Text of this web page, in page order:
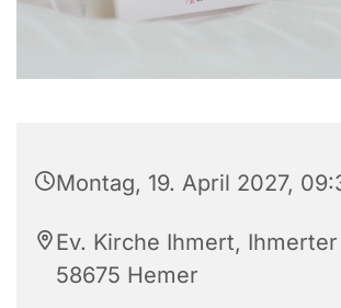
Montag, 19. April 2027,
Ev. Kirche Ihmert, Ihmerter
58675 Hemer